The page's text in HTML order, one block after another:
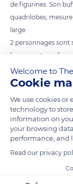
de figurines. Son
quadrilobes, mesure
large.
2 personnages sont
homme et une
une croix d’argent
Le géant Atlas
READ MORE
Welcome to
Cookie
We use cookies or
technology to
information on
your browsing
performance, and
Read our privacy